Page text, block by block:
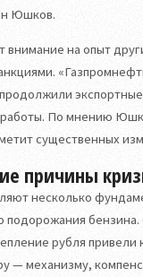
Юшков.
внимание на опыт
По мнению
существенных
причины
несколько
подорожания
рубля
— механизму,